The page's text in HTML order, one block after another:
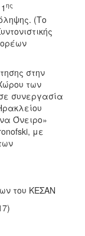
ης
(Το
στην
των
συνεργασία
Όνειρο»
με
του ΚΕΣΑΝ